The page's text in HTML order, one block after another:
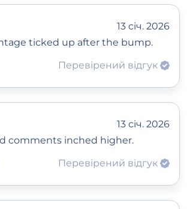
13 січ. 2026
ticked up after the bump.
Перевірений відгук
13 січ. 2026
comments inched higher.
Перевірений відгук